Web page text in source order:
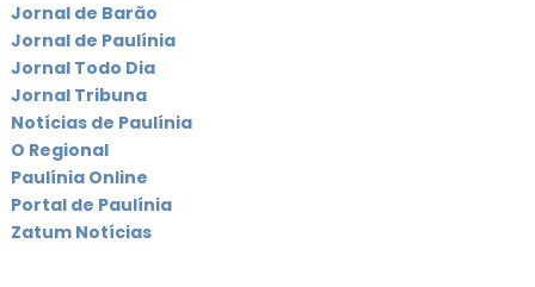
Jornal de Barão
Jornal de Paulínia
Jornal Todo Dia
Jornal Tribuna
Notícias de Paulínia
O Regional
Paulínia Online
Portal de Paulínia
Zatum Notícias